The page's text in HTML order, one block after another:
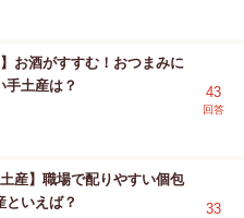
】お酒がすすむ！おつまみに
手土産は？
43
回答
土産】職場で配りやすい個包
といえば？
33